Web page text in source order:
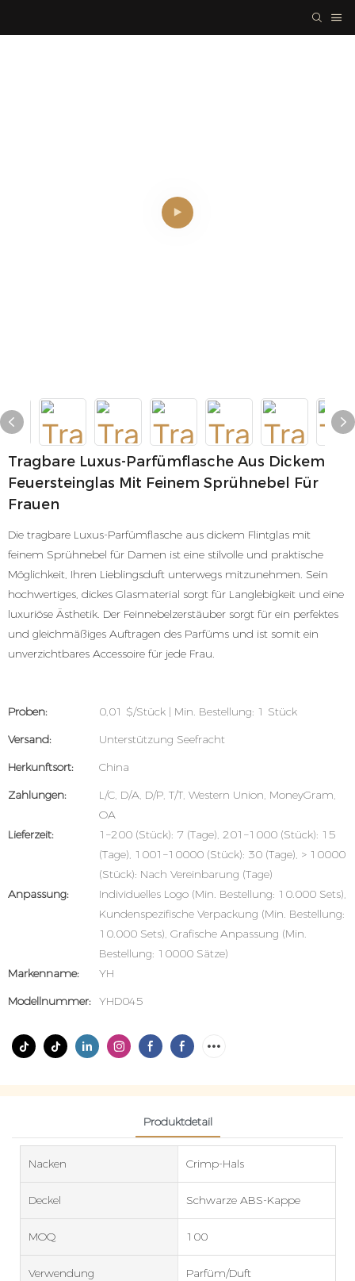
Tragbare Luxus-Parfümflasche Aus Dickem
Feuersteinglas Mit Feinem Sprühnebel Für
Frauen
Die tragbare Luxus-Parfümflasche aus dickem Flintglas mit
feinem Sprühnebel für Damen ist eine stilvolle und praktische
Möglichkeit, Ihren Lieblingsduft unterwegs mitzunehmen. Sein
hochwertiges, dickes Glasmaterial sorgt für Langlebigkeit und eine
luxuriöse Ästhetik. Der Feinnebelzerstäuber sorgt für ein perfektes
und gleichmäßiges Auftragen des Parfüms und ist somit ein
unverzichtbares Accessoire für jede Frau.
Proben:
0,01 $/Stück | Min. Bestellung: 1 Stück
Versand:
Unterstützung Seefracht
Herkunftsort:
China
Zahlungen:
L/C, D/A, D/P, T/T, Western Union, MoneyGram,
OA
Lieferzeit:
1–200 (Stück): 7 (Tage), 201–1000 (Stück): 15
(Tage), 1001–10000 (Stück): 30 (Tage), > 10000
(Stück): Nach Vereinbarung (Tage)
Anpassung:
Individuelles Logo (Min. Bestellung: 10.000 Sets),
Kundenspezifische Verpackung (Min. Bestellung:
10.000 Sets), Grafische Anpassung (Min.
Bestellung: 10000 Sätze)
Markenname:
YH
Modellnummer: YHD045
Produktdetail
Nacken Crimp-Hals
Deckel Schwarze ABS-Kappe
MOQ 100
Verwendung Parfüm/Duft